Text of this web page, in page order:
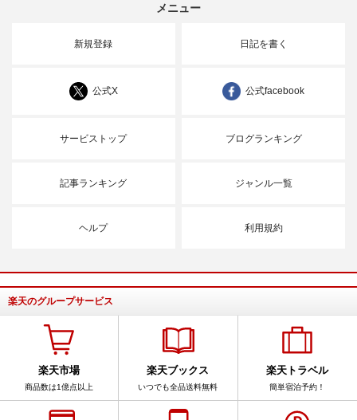
メニュー
新規登録 日記を書く
公式X 公式facebook
サービストップ ブログランキング
記事ランキング ジャンル一覧
ヘルプ 利用規約
楽天のグループサービス
楽天市場
商品数は1億点以上
楽天ブックス
いつでも全品送料無料
楽天トラベル
簡単宿泊予約！